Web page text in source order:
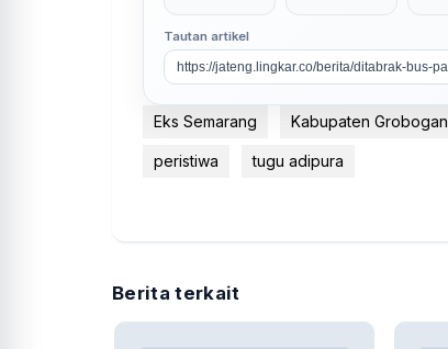
Tautan artikel
Eks Semarang Kabupaten Grobogan
peristiwa tugu adipura
Berita terkait